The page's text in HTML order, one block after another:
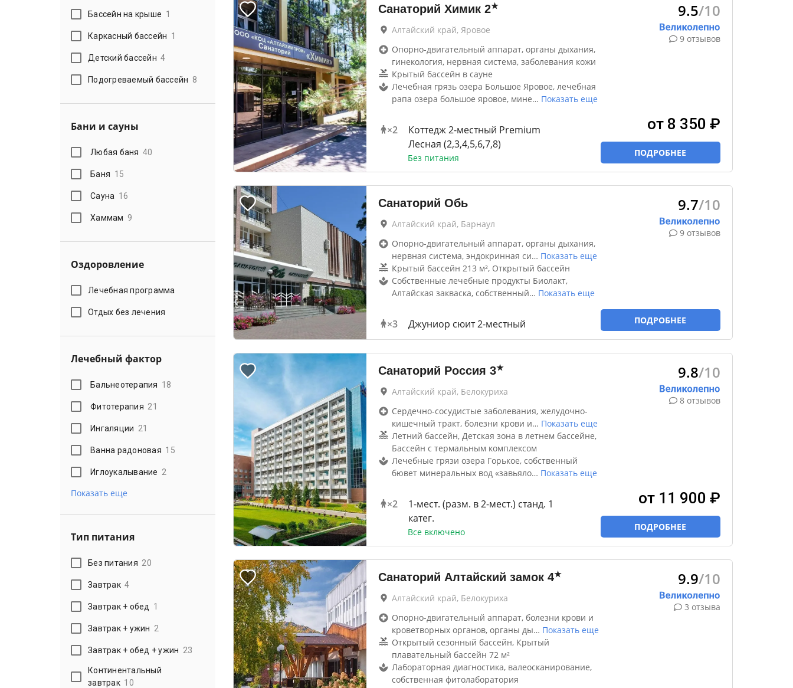
Бассейн на крыше 1
Каркасный бассейн 1
Детский бассейн 4
Подогреваемый бассейн 8
Бани и сауны
Любая баня 40
Баня 15
Сауна 16
Хаммам 9
Оздоровление
Лечебная программа
Отдых без лечения
Лечебный фактор
Бальнеотерапия 18
Фитотерапия 21
Ингаляции 21
Ванна радоновая 15
Иглоукалывание 2
Показать еще
Тип питания
Без питания 20
Завтрак 4
Завтрак + обед 1
Завтрак + ужин 2
Завтрак + обед + ужин 23
Континентальный
завтрак 10
Санаторий Химик 2★
Алтайский край, Яровое
Опорно-двигательный аппарат, органы дыхания,
гинекология, нервная система, заболевания кожи
Крытый бассейн в сауне
Лечебная грязь озера Большое Яровое, лечебная
рапа озера большое яровое, мине… Показать еще
×2
Коттедж 2-местный Premium
Лесная (2,3,4,5,6,7,8)
Без питания
9.5/10
9 отзывов
от 8 350 ₽
ПОДРОБНЕЕ
Санаторий Обь
Алтайский край, Барнаул
Опорно-двигательный аппарат, органы дыхания,
нервная система, эндокринная си… Показать еще
Крытый бассейн 213 м², Открытый бассейн
Собственные лечебные продукты Биолакт,
Алтайская закваска, собственный… Показать еще
×3 Джуниор сюит 2-местный
9.7/10
9 отзывов
ПОДРОБНЕЕ
Санаторий Россия 3★
Алтайский край, Белокуриха
Сердечно-сосудистые заболевания, желудочно-
кишечный тракт, болезни крови и… Показать еще
Летний бассейн, Детская зона в летнем бассейне,
Бассейн с термальным комплексом
Лечебные грязи озера Горькое, собственный
бювет минеральных вод «завьяло… Показать еще
×2
1-мест. (разм. в 2-мест.) станд. 1
катег.
Все включено
9.8/10
8 отзывов
от 11 900 ₽
ПОДРОБНЕЕ
Санаторий Алтайский замок 4★
Алтайский край, Белокуриха
Опорно-двигательный аппарат, болезни крови и
кроветворных органов, органы ды… Показать еще
Открытый сезонный бассейн, Крытый
плавательный бассейн 72 м²
Лабораторная диагностика, валеосканирование,
собственная фитолаборатория
9.9/10
3 отзыва